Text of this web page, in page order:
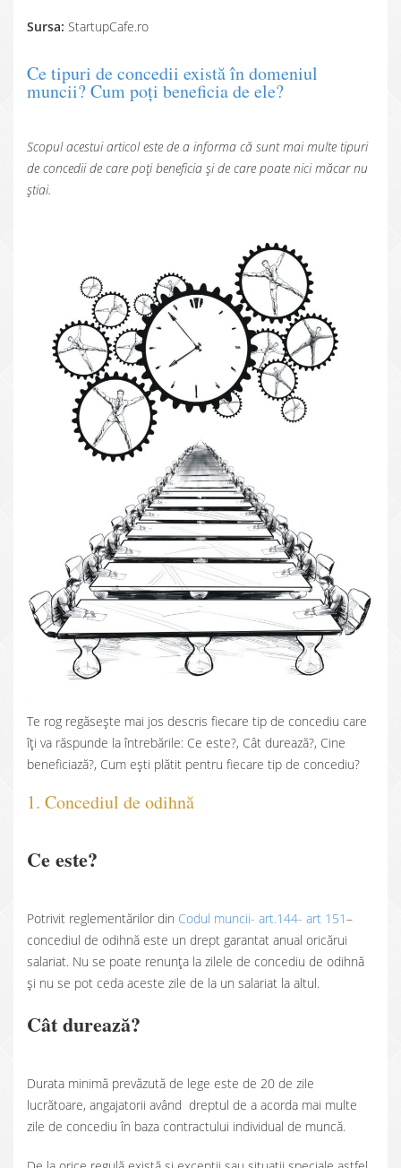
Sursa: StartupCafe.ro
Ce tipuri de concedii există în domeniul
muncii? Cum poți beneficia de ele?
Scopul acestui articol este de a informa că sunt mai multe tipuri
de concedii de care poți beneficia și de care poate nici măcar nu
știai.
Te rog regăsește mai jos descris fiecare tip de concediu care
îți va răspunde la întrebările: Ce este?, Cât durează?, Cine
beneficiază?, Cum ești plătit pentru fiecare tip de concediu?
1. Concediul de odihnă
Ce este?
Potrivit reglementărilor din Codul muncii- art.144- art 151–
concediul de odihnă este un drept garantat anual oricărui
salariat. Nu se poate renunța la zilele de concediu de odihnă
și nu se pot ceda aceste zile de la un salariat la altul.
Cât durează?
Durata minimă prevăzută de lege este de 20 de zile
lucrătoare, angajatorii având dreptul de a acorda mai multe
zile de concediu în baza contractului individual de muncă.